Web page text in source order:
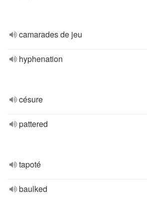
camarades de jeu
hyphenation
césure
pattered
tapoté
baulked